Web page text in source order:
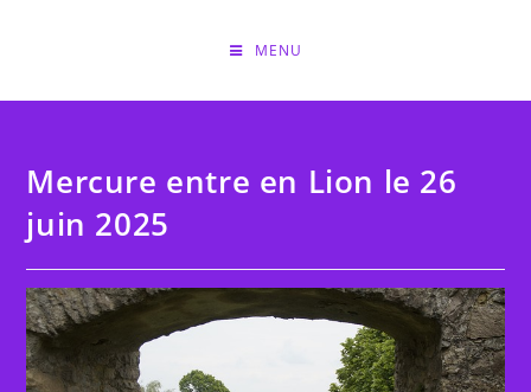
MENU
Mercure entre en Lion le 26
juin 2025